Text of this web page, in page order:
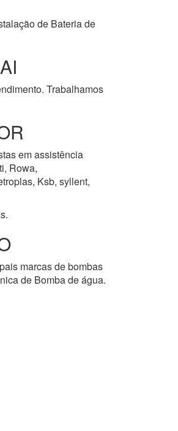
de Bateria de
Trabalhamos
em assistência
Rowa,
Ksb, syllent,
marcas de bombas
de Bomba de água.